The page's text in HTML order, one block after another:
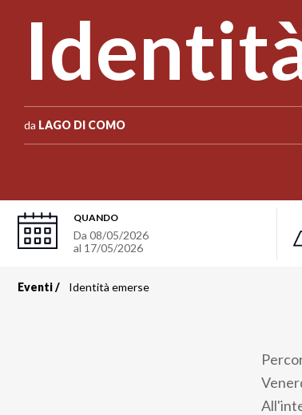
da LAGO DI COMO
QUANDO
Da 08/05/2026
al 17/05/2026
Eventi Identità emerse